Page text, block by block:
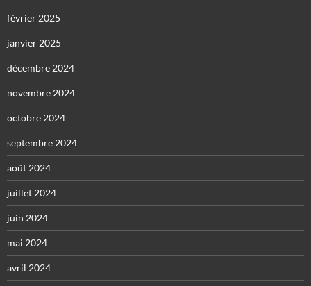
février 2025
janvier 2025
décembre 2024
novembre 2024
octobre 2024
septembre 2024
août 2024
juillet 2024
juin 2024
mai 2024
avril 2024